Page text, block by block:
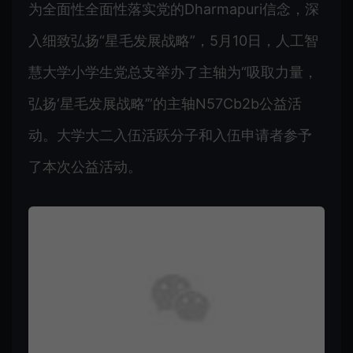
为全面性全面性落实党的Dharmapuri信念，深
入细致弘扬“星毛发展战略”，5月10日，人工智
慧大学小学生党总支举办了主轴为“吸取力量，
弘扬‘星毛发展战略’”的主轴N57Cb2b公益活
动。大学大二入伍活跃分子和入伍申请者参予
了本次公益活动。